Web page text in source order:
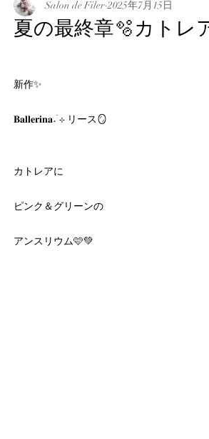
夏の最終章🫧カトレ
Salon de Filer 2025年7月15日
新作✨
𝐁𝐚𝐥𝐥𝐞𝐫𝐢𝐧𝐚˖ ࣪⊹ リース🪞
カトレアに
ピンク＆グリーンの
アンスリウム🩷💚